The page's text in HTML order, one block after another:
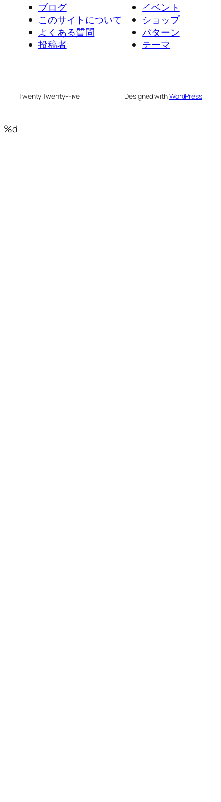
ブログ
このサイトについて
よくある質問
投稿者
イベント
ショップ
パターン
テーマ
Twenty Twenty-Five Designed withWordPress
%d